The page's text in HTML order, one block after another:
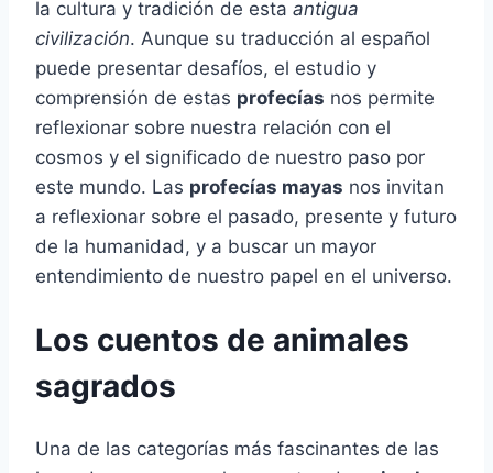
la cultura y tradición de esta antigua
civilización. Aunque su traducción al español
puede presentar desafíos, el estudio y
comprensión de estas profecías nos permite
reflexionar sobre nuestra relación con el
cosmos y el significado de nuestro paso por
este mundo. Las profecías mayas nos invitan
a reflexionar sobre el pasado, presente y futuro
de la humanidad, y a buscar un mayor
entendimiento de nuestro papel en el universo.
Los cuentos de animales
sagrados
Una de las categorías más fascinantes de las